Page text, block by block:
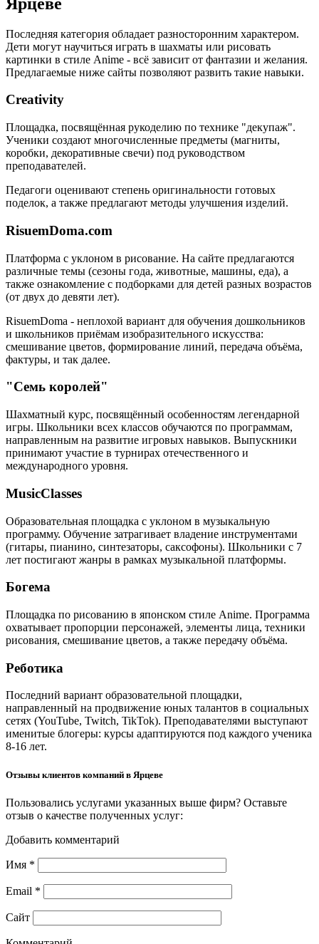
Последняя категория обладает разносторонним характером.
Дети могут научиться играть в шахматы или рисовать
картинки в стиле Anime - всё зависит от фантазии и желания.
Предлагаемые ниже сайты позволяют развить такие навыки.
Creativity
Площадка, посвящённая рукоделию по технике "декупаж".
Ученики создают многочисленные предметы (магниты,
коробки, декоративные свечи) под руководством
преподавателей.
Педагоги оценивают степень оригинальности готовых
поделок, а также предлагают методы улучшения изделий.
RisuemDoma.com
Платформа с уклоном в рисование. На сайте предлагаются
различные темы (сезоны года, животные, машины, еда), а
также ознакомление с подборками для детей разных возрастов
(от двух до девяти лет).
RisuemDoma - неплохой вариант для обучения дошкольников
и школьников приёмам изобразительного искусства:
смешивание цветов, формирование линий, передача объёма,
фактуры, и так далее.
"Семь королей"
Шахматный курс, посвящённый особенностям легендарной
игры. Школьники всех классов обучаются по программам,
направленным на развитие игровых навыков. Выпускники
принимают участие в турнирах отечественного и
международного уровня.
MusicClasses
Образовательная площадка с уклоном в музыкальную
программу. Обучение затрагивает владение инструментами
(гитары, пианино, синтезаторы, саксофоны). Школьники с 7
лет постигают жанры в рамках музыкальной платформы.
Богема
Площадка по рисованию в японском стиле Anime. Программа
охватывает пропорции персонажей, элементы лица, техники
рисования, смешивание цветов, а также передачу объёма.
Реботика
Последний вариант образовательной площадки,
направленный на продвижение юных талантов в социальных
сетях (YouTube, Twitch, TikTok). Преподавателями выступают
именитые блогеры: курсы адаптируются под каждого ученика
8-16 лет.
Отзывы клиентов компаний в Ярцеве
Пользовались услугами указанных выше фирм? Оставьте
отзыв о качестве полученных услуг:
Добавить комментарий
Имя *
Email *
Сайт